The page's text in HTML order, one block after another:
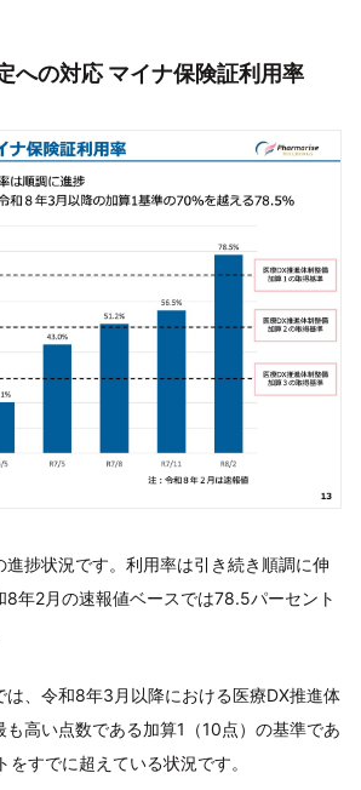
への対応 マイナ保険証利用率
進捗状況です。利用率は引き続き順調に伸
8年2月の速報値ベースでは78.5パーセント
は、令和8年3月以降における医療DX推進体
高い点数である加算1（10点）の基準であ
すでに超えている状況です。